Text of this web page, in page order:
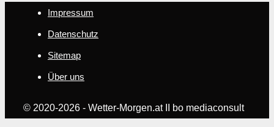
Impressum
Datenschutz
Sitemap
Über uns
© 2020-2026 - Wetter-Morgen.at II bo mediaconsult